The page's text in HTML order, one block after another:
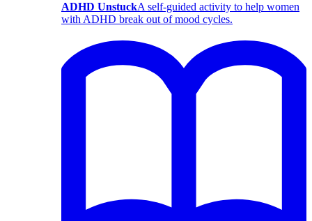
ADHD UnstuckA self-guided activity to help women
with ADHD break out of mood cycles.